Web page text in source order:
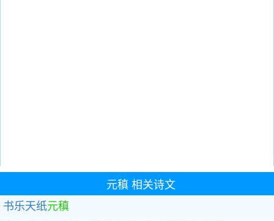
元稹相关诗文
书乐天纸元稹